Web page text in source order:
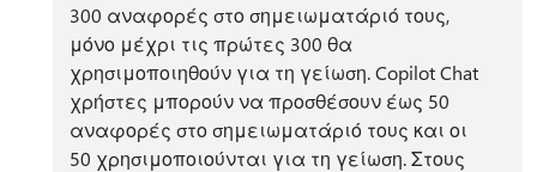
300 αναφορές στο σημειωματάριό τους,
μόνο μέχρι τις πρώτες 300 θα
χρησιμοποιηθούν για τη γείωση. Copilot Chat
χρήστες μπορούν να προσθέσουν έως 50
αναφορές στο σημειωματάριό τους και οι
50 χρησιμοποιούνται για τη γείωση. Στους